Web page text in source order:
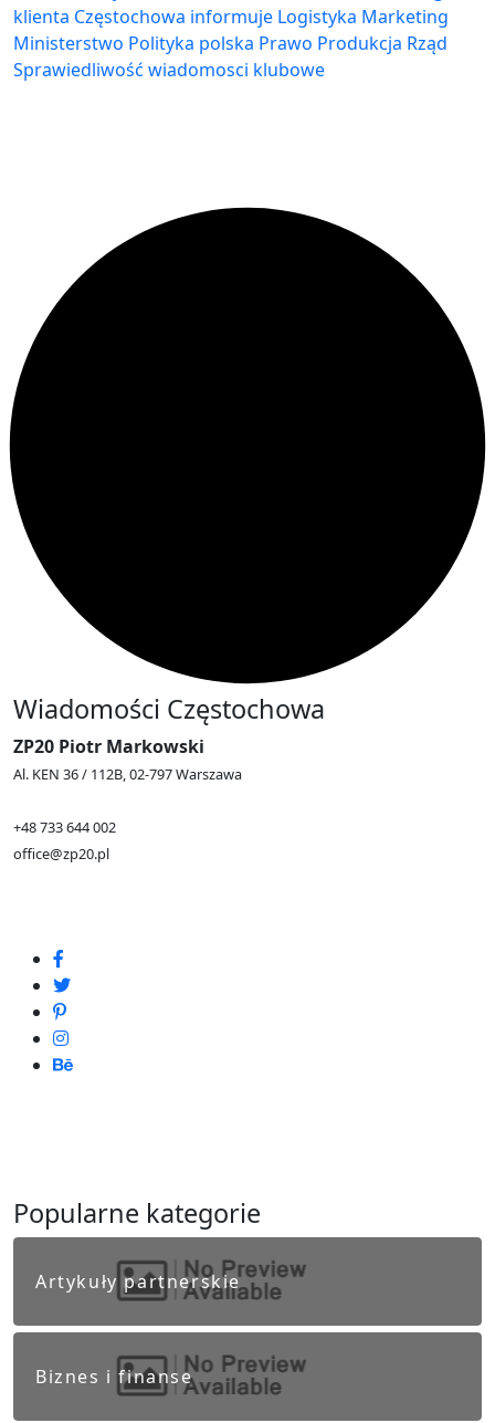
klienta Częstochowa informuje Logistyka Marketing
Ministerstwo Polityka polska Prawo Produkcja Rząd
Sprawiedliwość wiadomosci klubowe
Wiadomości Częstochowa
ZP20 Piotr Markowski
Al. KEN 36 / 112B, 02-797 Warszawa
+48 733 644 002
office@zp20.pl
Popularne kategorie
Artykuły partnerskie
Biznes i finanse